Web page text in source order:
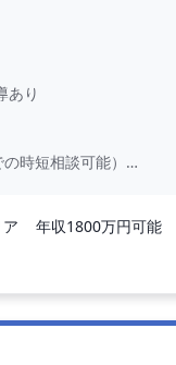
あり
時短相談可能）
ます
年収1800万円可能